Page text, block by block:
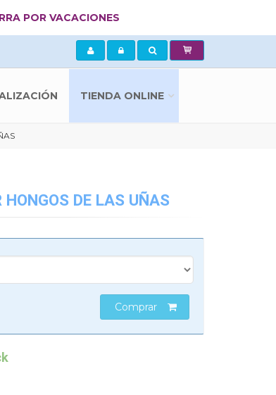
POR VACACIONES
TIENDA ONLINE
DE LAS UÑAS
Comprar